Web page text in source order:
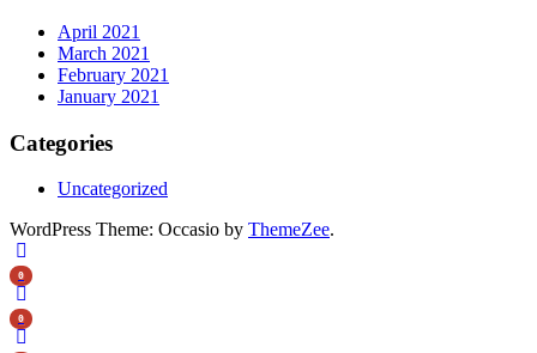
April 2021
March 2021
February 2021
January 2021
Categories
Uncategorized
WordPress Theme: Occasio by ThemeZee.
0
0